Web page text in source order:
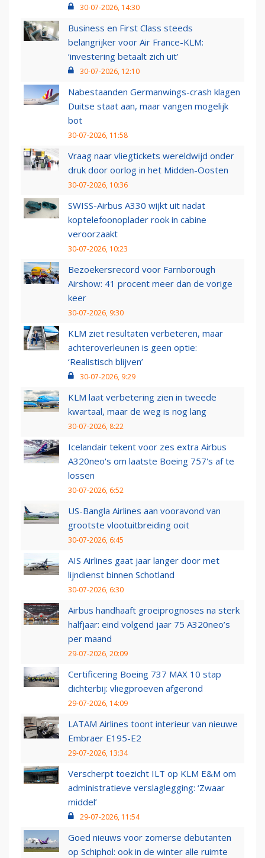
30-07-2026, 14:30
Business en First Class steeds
belangrijker voor Air France-KLM:
‘investering betaalt zich uit’
30-07-2026, 12:10
Nabestaanden Germanwings-crash klagen
Duitse staat aan, maar vangen mogelijk
bot
30-07-2026, 11:58
Vraag naar vliegtickets wereldwijd onder
druk door oorlog in het Midden-Oosten
30-07-2026, 10:36
SWISS-Airbus A330 wijkt uit nadat
koptelefoonoplader rook in cabine
veroorzaakt
30-07-2026, 10:23
Bezoekersrecord voor Farnborough
Airshow: 41 procent meer dan de vorige
keer
30-07-2026, 9:30
KLM ziet resultaten verbeteren, maar
achteroverleunen is geen optie:
‘Realistisch blijven’
30-07-2026, 9:29
KLM laat verbetering zien in tweede
kwartaal, maar de weg is nog lang
30-07-2026, 8:22
Icelandair tekent voor zes extra Airbus
A320neo's om laatste Boeing 757's af te
lossen
30-07-2026, 6:52
US-Bangla Airlines aan vooravond van
grootste vlootuitbreiding ooit
30-07-2026, 6:45
AIS Airlines gaat jaar langer door met
lijndienst binnen Schotland
30-07-2026, 6:30
Airbus handhaaft groeiprognoses na sterk
halfjaar: eind volgend jaar 75 A320neo’s
per maand
29-07-2026, 20:09
Certificering Boeing 737 MAX 10 stap
dichterbij: vliegproeven afgerond
29-07-2026, 14:09
LATAM Airlines toont interieur van nieuwe
Embraer E195-E2
29-07-2026, 13:34
Verscherpt toezicht ILT op KLM E&M om
administratieve verslaglegging: ‘Zwaar
middel’
29-07-2026, 11:54
Goed nieuws voor zomerse debutanten
op Schiphol: ook in de winter alle ruimte